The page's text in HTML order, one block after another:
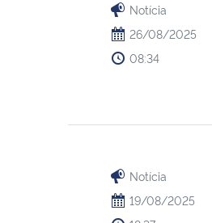
Notícia
26/08/2025
08:34
Notícia
19/08/2025